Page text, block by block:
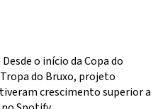
Desde o início da Copa do
do Bruxo, projeto
crescimento superior a